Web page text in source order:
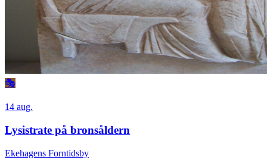
🎭
14 aug.
Lysistrate på bronsåldern
Ekehagens Forntidsby